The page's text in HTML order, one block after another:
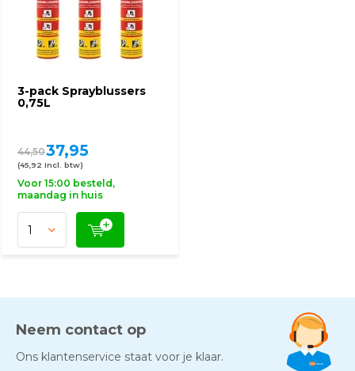
3-pack Sprayblussers
0,75L
44,5037,95
(45,92 Incl. btw)
Voor 15:00 besteld,
maandag in huis
Neem contact op
Ons klantenservice staat voor je klaar.